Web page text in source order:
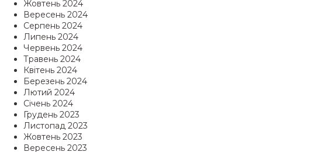
Жовтень 2024
Вересень 2024
Серпень 2024
Липень 2024
Червень 2024
Травень 2024
Квітень 2024
Березень 2024
Лютий 2024
Січень 2024
Грудень 2023
Листопад 2023
Жовтень 2023
Вересень 2023